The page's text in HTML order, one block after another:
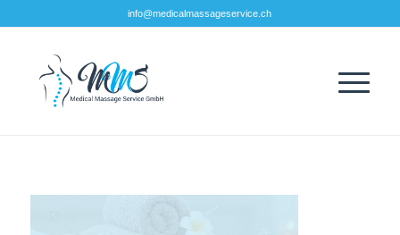
info@medicalmassageservice.ch